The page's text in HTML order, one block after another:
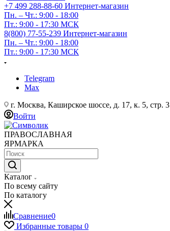
+7 499 288-88-60 Интернет-магазин
Пн. – Чт.: 9:00 - 18:00
Пт.: 9:00 - 17:30 МСК
8(800) 77-55-239 Интернет-магазин
Пн. – Чт.: 9:00 - 18:00
Пт.: 9:00 - 17:30 МСК
Telegram
Max
г. Москва, Каширское шоссе, д. 17, к. 5, стр. 3
Войти
ПРАВОСЛАВНАЯ
ЯРМАРКА
Каталог
По всему сайту
По каталогу
Сравнение0
Избранные товары 0